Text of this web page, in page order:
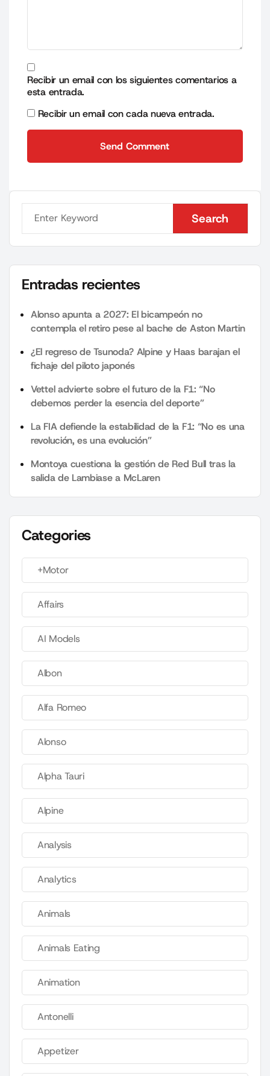
Recibir un email con los siguientes comentarios a
esta entrada.
Recibir un email con cada nueva entrada.
Send Comment
Search
Search
Entradas recientes
Alonso apunta a 2027: El bicampeón no
contempla el retiro pese al bache de Aston Martin
¿El regreso de Tsunoda? Alpine y Haas barajan el
fichaje del piloto japonés
Vettel advierte sobre el futuro de la F1: “No
debemos perder la esencia del deporte”
La FIA defiende la estabilidad de la F1: “No es una
revolución, es una evolución”
Montoya cuestiona la gestión de Red Bull tras la
salida de Lambiase a McLaren
Categories
+Motor
Affairs
AI Models
Albon
Alfa Romeo
Alonso
Alpha Tauri
Alpine
Analysis
Analytics
Animals
Animals Eating
Animation
Antonelli
Appetizer